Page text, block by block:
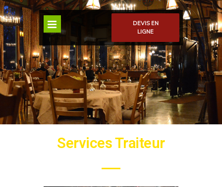
DEVIS EN
LIGNE
Services Traiteur